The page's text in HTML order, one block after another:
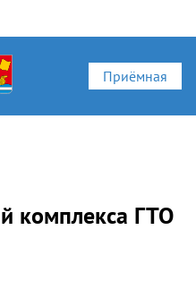
Приёмная
комплекса ГТО